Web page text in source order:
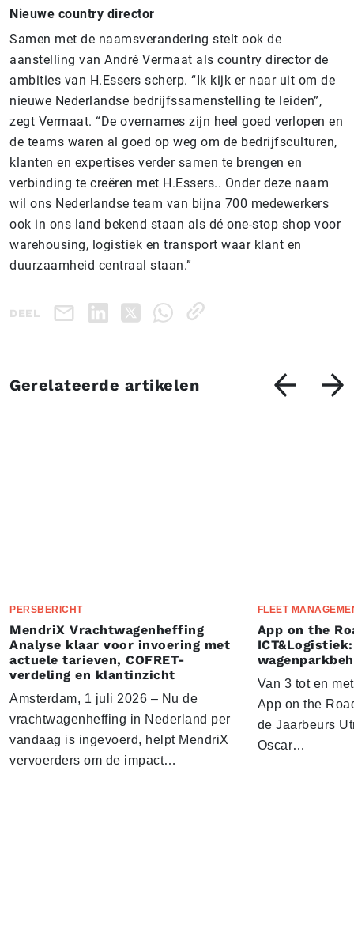
Nieuwe country director
Samen met de naamsverandering stelt ook de
aanstelling van André Vermaat als country director de
ambities van H.Essers scherp. “Ik kijk er naar uit om de
nieuwe Nederlandse bedrijfssamenstelling te leiden”,
zegt Vermaat. “De overnames zijn heel goed verlopen en
de teams waren al goed op weg om de bedrijfsculturen,
klanten en expertises verder samen te brengen en
verbinding te creëren met H.Essers.. Onder deze naam
wil ons Nederlandse team van bijna 700 medewerkers
ook in ons land bekend staan als dé one-stop shop voor
warehousing, logistiek en transport waar klant en
duurzaamheid centraal staan.”
DEEL
Gerelateerde artikelen
PERSBERICHT
MendriX Vrachtwagenheffing
Analyse klaar voor invoering met
actuele tarieven, COFRET-
verdeling en klantinzicht
Amsterdam, 1 juli 2026 – Nu de
vrachtwagenheffing in Nederland per
vandaag is ingevoerd, helpt MendriX
vervoerders om de impact…
FLEET
App on the
Van 3 tot en
App on the
de Jaarbeurs
Oscar…